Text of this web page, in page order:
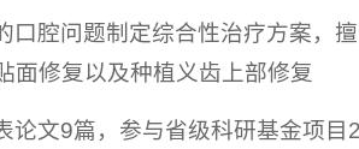
口腔问题制定综合性治疗方案，
面修复以及种植义齿上部修复
论文9篇，参与省级科研基金项目